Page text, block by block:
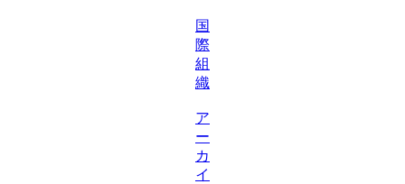
国
際
組
織
ア
ー
カ
イ